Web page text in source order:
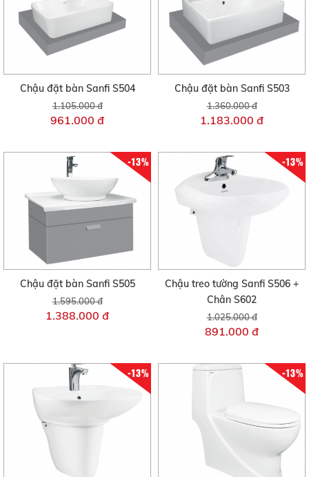
Chậu đặt bàn Sanfi S504
1.105.000 đ
961.000 đ
Chậu đặt bàn Sanfi S503
1.360.000 đ
1.183.000 đ
-13%
Chậu đặt bàn Sanfi S505
1.595.000 đ
1.388.000 đ
-13%
Chậu treo tường Sanfi S506 +
Chân S602
1.025.000 đ
891.000 đ
-13% -13%